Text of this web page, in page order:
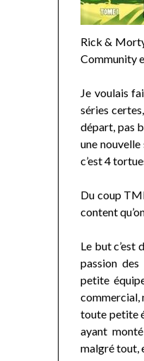
Rick &
Community
Je voulais
séries
départ, pas
une
c’est 4
Du coup
content
Le but
passion
petite
commercial,
toute petite
ayant
malgré tout,